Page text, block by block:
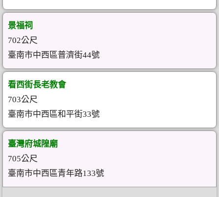
景福祠
702公尺
臺南市中西區普濟街44號
看西街長老教會
703公尺
臺南市中西區和平街33號
臺灣府城隍廟
705公尺
臺南市中西區青年路133號